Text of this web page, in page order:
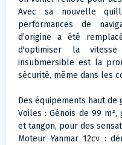
Avec sa nouvelle
performances de
d’origine a été
d'optimiser la
insubmersible est la
sécurité, même dans les
Des équipements haut de
Voiles : Génois de 99
et tangon, pour des
Moteur Yanmar 12cv :